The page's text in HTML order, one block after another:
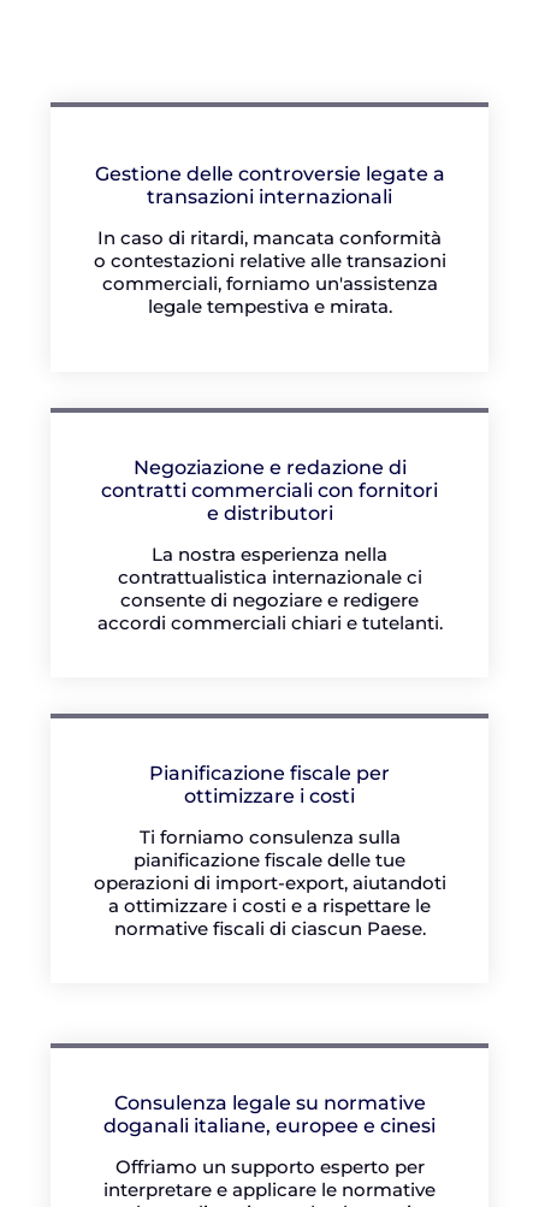
Gestione delle controversie legate a
transazioni internazionali
In caso di ritardi, mancata conformità
o contestazioni relative alle transazioni
commerciali, forniamo un'assistenza
legale tempestiva e mirata.
Negoziazione e redazione di
contratti commerciali con fornitori
e distributori
La nostra esperienza nella
contrattualistica internazionale ci
consente di negoziare e redigere
accordi commerciali chiari e tutelanti.
Pianificazione fiscale per
ottimizzare i costi
Ti forniamo consulenza sulla
pianificazione fiscale delle tue
operazioni di import-export, aiutandoti
a ottimizzare i costi e a rispettare le
normative fiscali di ciascun Paese.
Consulenza legale su normative
doganali italiane, europee e cinesi
Offriamo un supporto esperto per
interpretare e applicare le normative